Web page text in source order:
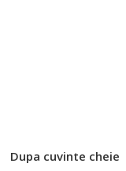
Dupa cuvinte cheie